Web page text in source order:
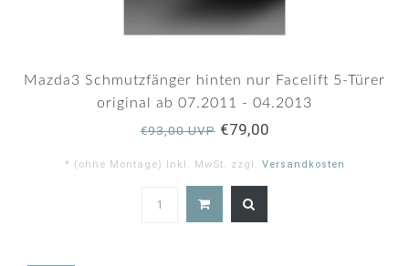
Mazda3 Schmutzfänger hinten nur Facelift 5-Türer
original ab 07.2011 - 04.2013
€93,00 UVP€79,00
* (ohne Montage) Inkl. MwSt. zzgl. Versandkosten